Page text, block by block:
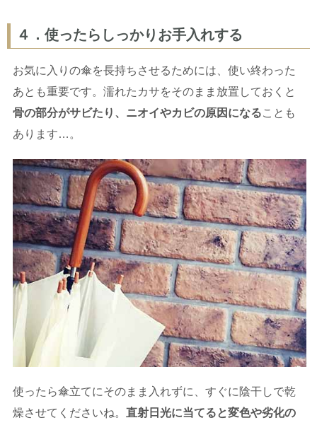
４．使ったらしっかりお手入れする
お気に入りの傘を長持ちさせるためには、使い終わった
あとも重要です。濡れたカサをそのまま放置しておくと
骨の部分がサビたり、ニオイやカビの原因になることも
あります…。
使ったら傘立てにそのまま入れずに、すぐに陰干しで乾
燥させてくださいね。 直射日光に当てると変色や劣化の